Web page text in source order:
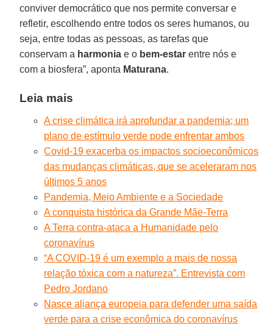
conviver democrático que nos permite conversar e
refletir, escolhendo entre todos os seres humanos, ou
seja, entre todas as pessoas, as tarefas que
conservam a harmonia e o bem-estar entre nós e
com a biosfera”, aponta Maturana.
Leia mais
A crise climática irá aprofundar a pandemia; um
plano de estímulo verde pode enfrentar ambos
Covid-19 exacerba os impactos socioeconômicos
das mudanças climáticas, que se aceleraram nos
últimos 5 anos
Pandemia, Meio Ambiente e a Sociedade
A conquista histórica da Grande Mãe-Terra
A Terra contra-ataca a Humanidade pelo
coronavírus
“A COVID-19 é um exemplo a mais de nossa
relação tóxica com a natureza”. Entrevista com
Pedro Jordano
Nasce aliança europeia para defender uma saída
verde para a crise econômica do coronavírus